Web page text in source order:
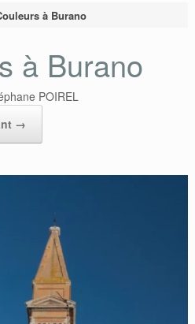
à Burano
à Burano
POIREL
→